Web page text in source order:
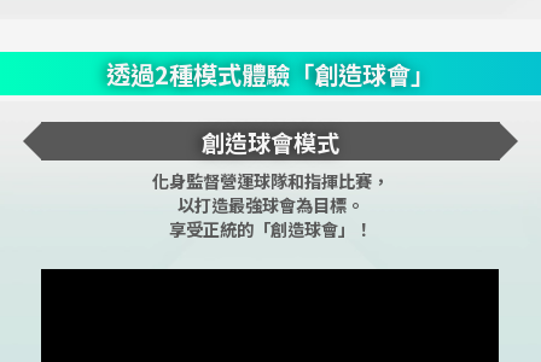
透過2種模式體驗「創造球會」
創造球會模式
化身監督營運球隊和指揮比賽，
以打造最強球會為目標。
享受正統的「創造球會」！